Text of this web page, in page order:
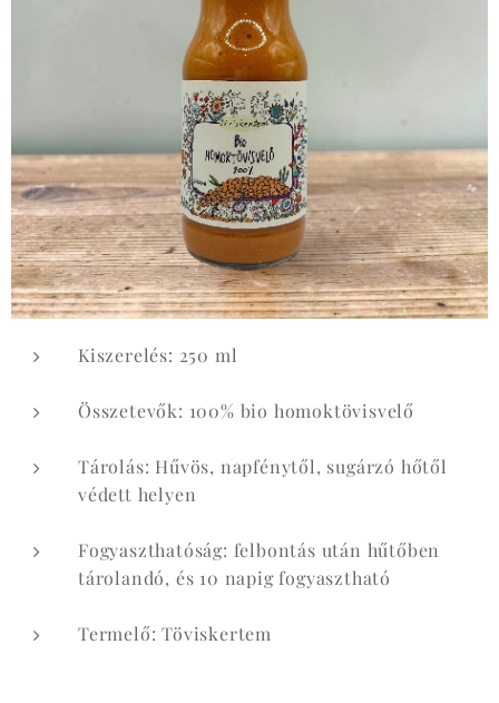
Kiszerelés: 250 ml
Összetevők: 100% bio homoktövisvelő
Tárolás: Hűvös, napfénytől, sugárzó hőtől
védett helyen
Fogyaszthatóság: felbontás után hűtőben
tárolandó, és 10 napig fogyasztható
Termelő: Töviskertem